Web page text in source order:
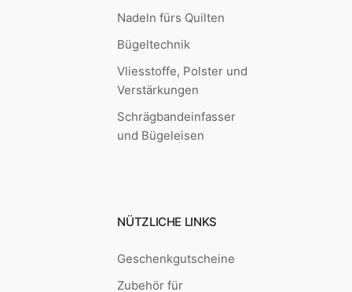
Nadeln fürs Quilten
Bügeltechnik
Vliesstoffe, Polster und
Verstärkungen
Schrägbandeinfasser
und Bügeleisen
NÜTZLICHE LINKS
Geschenkgutscheine
Zubehör für